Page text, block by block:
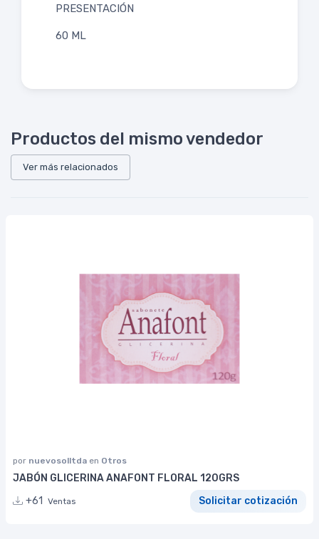
PRESENTACIÓN
60 ML
Productos del mismo vendedor
Ver más relacionados
por nuevosolltda en Otros
JABÓN GLICERINA ANAFONT FLORAL 120GRS
+61
Ventas Solicitar cotización